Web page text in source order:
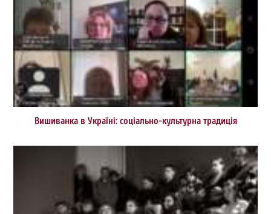
Вишиванка в Україні: соціально-культурна традиція